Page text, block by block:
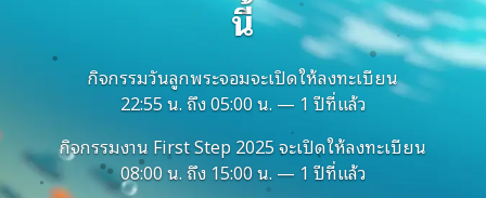
นี้
กิจกรรมวันลูกพระจอมจะเปิดให้ลงทะเบียน
22:55น. ถึง05:00น. — 1 ปีที่แล้ว
กิจกรรมงาน First Step 2025 จะเปิดให้ลงทะเบียน
08:00น. ถึง 15:00น. — 1 ปีที่แล้ว